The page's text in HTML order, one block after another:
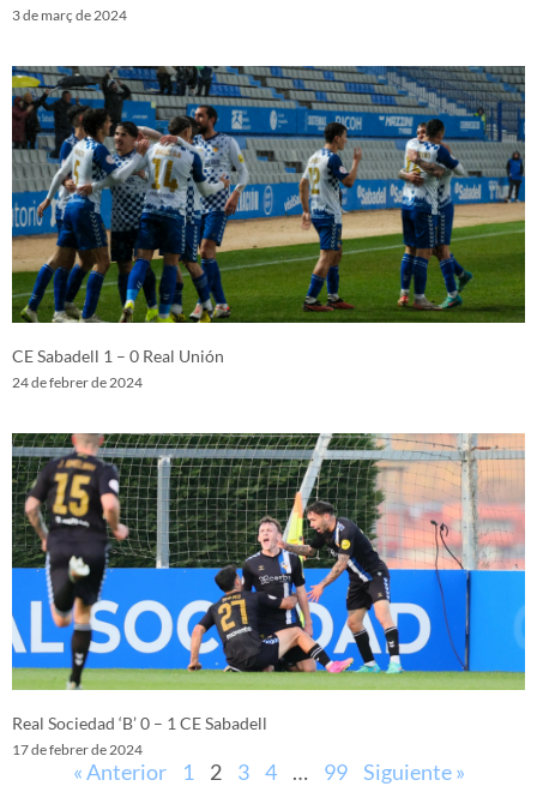
3 de març de 2024
CE Sabadell 1 – 0 Real Unión
24 de febrer de 2024
Real Sociedad ‘B’ 0 – 1 CE Sabadell
17 de febrer de 2024
« Anterior 1 2 3 4 … 99 Siguiente »